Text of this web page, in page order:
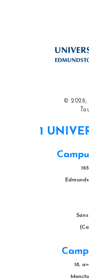
© 2026,
1
18,